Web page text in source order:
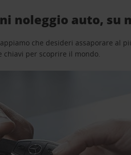
noleggio auto, su
che desideri assaporare
per scoprire il mondo.